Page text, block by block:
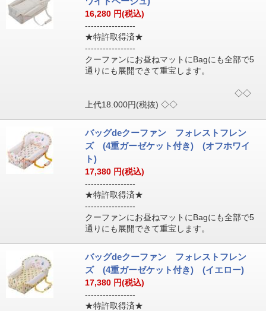
16,280 円(税込)
-----------------
★特許取得済★
-----------------
クーファンにお昼ねマットにBagにも全部で5
通りにも展開できて重宝します。
◇◇
上代18.000円(税抜) ◇◇
バッグdeクーファン フォレストフレン
ズ (4重ガーゼケット付き) (オフホワイ
ト)
17,380 円(税込)
-----------------
★特許取得済★
-----------------
クーファンにお昼ねマットにBagにも全部で5
通りにも展開できて重宝します。
バッグdeクーファン フォレストフレン
ズ (4重ガーゼケット付き) (イエロー)
17,380 円(税込)
-----------------
★特許取得済★